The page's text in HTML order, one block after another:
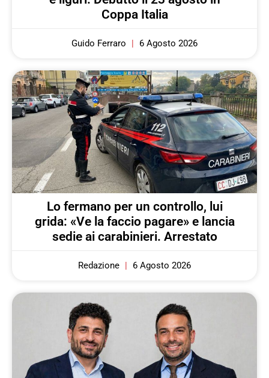
Coppa Italia
Guido Ferraro 6 Agosto 2026
Lo fermano per un controllo, lui
grida: «Ve la faccio pagare» e lancia
sedie ai carabinieri. Arrestato
Redazione 6 Agosto 2026